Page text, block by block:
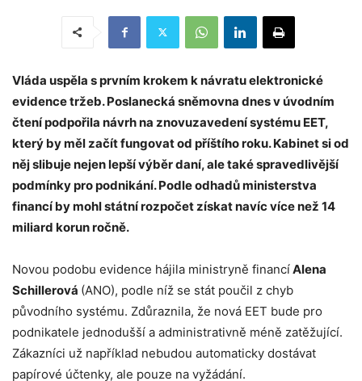
Vláda uspěla s prvním krokem k návratu elektronické
evidence tržeb. Poslanecká sněmovna dnes v úvodním
čtení podpořila návrh na znovuzavedení systému EET,
který by měl začít fungovat od příštího roku. Kabinet si od
něj slibuje nejen lepší výběr daní, ale také spravedlivější
podmínky pro podnikání. Podle odhadů ministerstva
financí by mohl státní rozpočet získat navíc více než 14
miliard korun ročně.
Novou podobu evidence hájila ministryně financíAlena
Schillerová (ANO), podle níž se stát poučil z chyb
původního systému. Zdůraznila, že nová EET bude pro
podnikatele jednodušší a administrativně méně zatěžující.
Zákazníci už například nebudou automaticky dostávat
papírové účtenky, ale pouze na vyžádání.